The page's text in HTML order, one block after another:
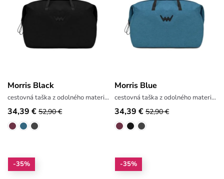
Morris Black
cestovná taška z odolného materiálu
34,39 € 52,90 €
Morris Blue
cestovná taška z odolného materiálu
34,39 € 52,90 €
-35% -35%